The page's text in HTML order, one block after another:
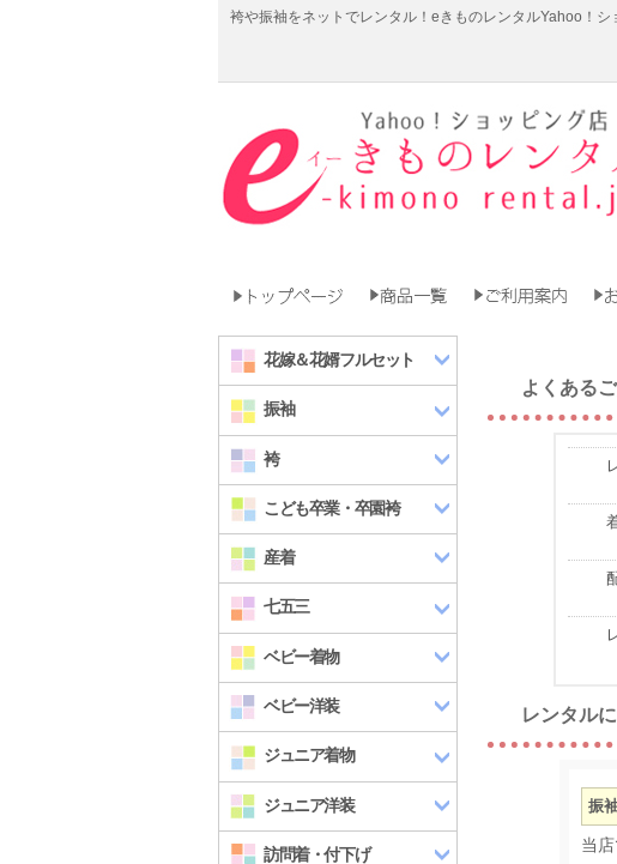
袴や振袖をネットでレンタル！eきものレンタルYahoo！シ
よくある
レンタル
振
当